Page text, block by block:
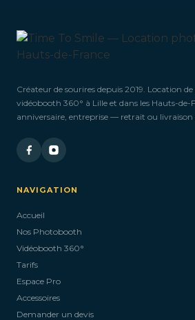
Créateur de sourires depuis 2019. Location
vidéobooth 360° à Lille et dans les Hauts-de-
anniversaire, entreprise — retrait ou livraison
NAVIGATION
Accueil
Nos Photobooth
Vidéobooth 360°
Tarifs
Espace Pro
Accessoires
Demander un devis